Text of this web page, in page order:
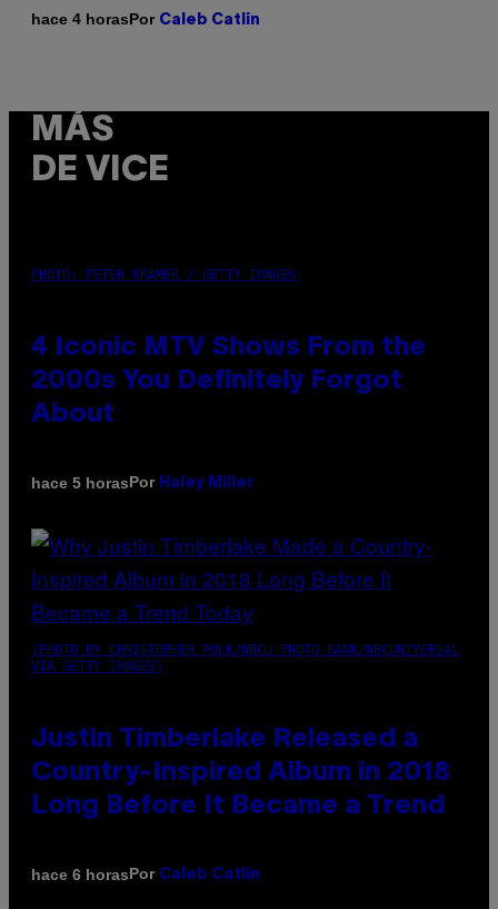
hace 4 horasPor Caleb Catlin
MÁS
DE VICE
PHOTO: PETER KRAMER / GETTY IMAGES
4 Iconic MTV Shows From the
2000s You Definitely Forgot
About
hace 5 horasPor Haley Miller
(PHOTO BY CHRISTOPHER POLK/NBCU PHOTO BANK/NBCUNIVERSAL
VIA GETTY IMAGES)
Justin Timberlake Released a
Country-Inspired Album in 2018
Long Before It Became a Trend
hace 6 horasPor Caleb Catlin